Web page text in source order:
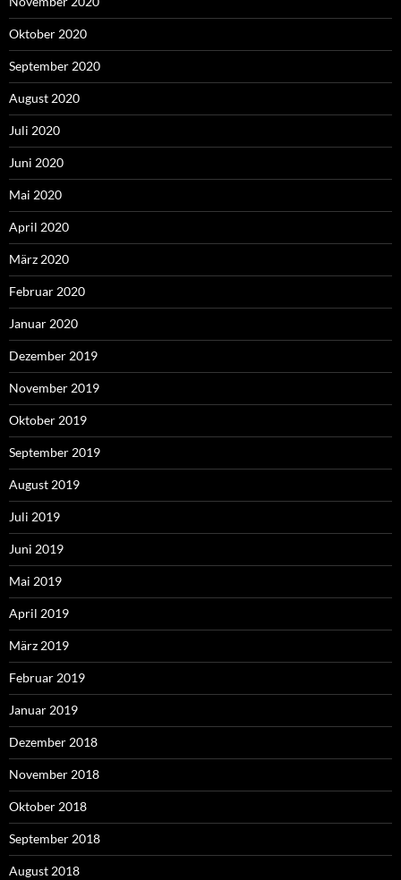
Oktober 2020
September 2020
August 2020
Juli 2020
Juni 2020
Mai 2020
April 2020
März 2020
Februar 2020
Januar 2020
Dezember 2019
November 2019
Oktober 2019
September 2019
August 2019
Juli 2019
Juni 2019
Mai 2019
April 2019
März 2019
Februar 2019
Januar 2019
Dezember 2018
November 2018
Oktober 2018
September 2018
August 2018